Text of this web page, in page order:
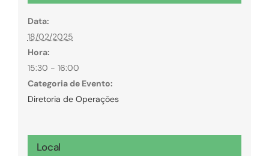
Data:
18/02/2025
Hora:
15:30 - 16:00
Categoria de Evento:
Diretoria de Operações
Local